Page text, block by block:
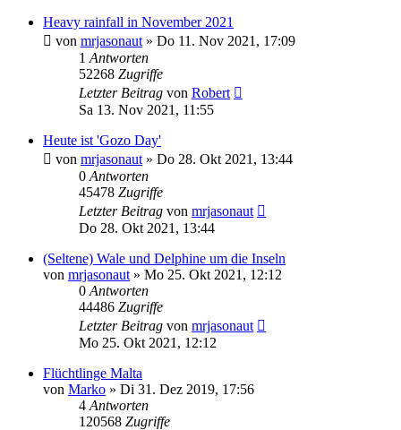
Heavy rainfall in November 2021
von mrjasonaut » Do 11. Nov 2021, 17:09
1 Antworten
52268 Zugriffe
Letzter Beitrag von Robert
Sa 13. Nov 2021, 11:55
Heute ist 'Gozo Day'
von mrjasonaut » Do 28. Okt 2021, 13:44
0 Antworten
45478 Zugriffe
Letzter Beitrag von mrjasonaut
Do 28. Okt 2021, 13:44
(Seltene) Wale und Delphine um die Inseln
von mrjasonaut » Mo 25. Okt 2021, 12:12
0 Antworten
44486 Zugriffe
Letzter Beitrag von mrjasonaut
Mo 25. Okt 2021, 12:12
Flüchtlinge Malta
von Marko » Di 31. Dez 2019, 17:56
4 Antworten
120568 Zugriffe